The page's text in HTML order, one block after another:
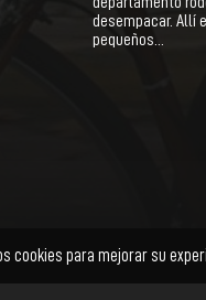
desempacar. Allí
pequeños…